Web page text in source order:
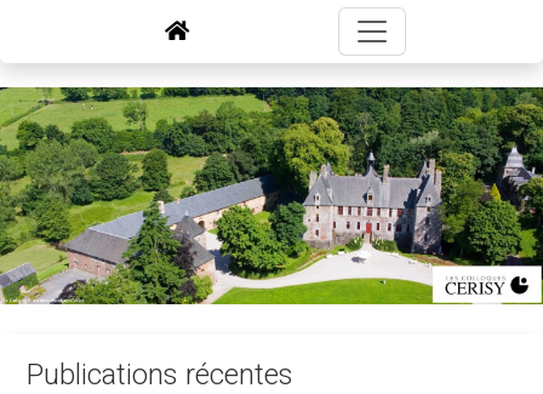
Publications récentes